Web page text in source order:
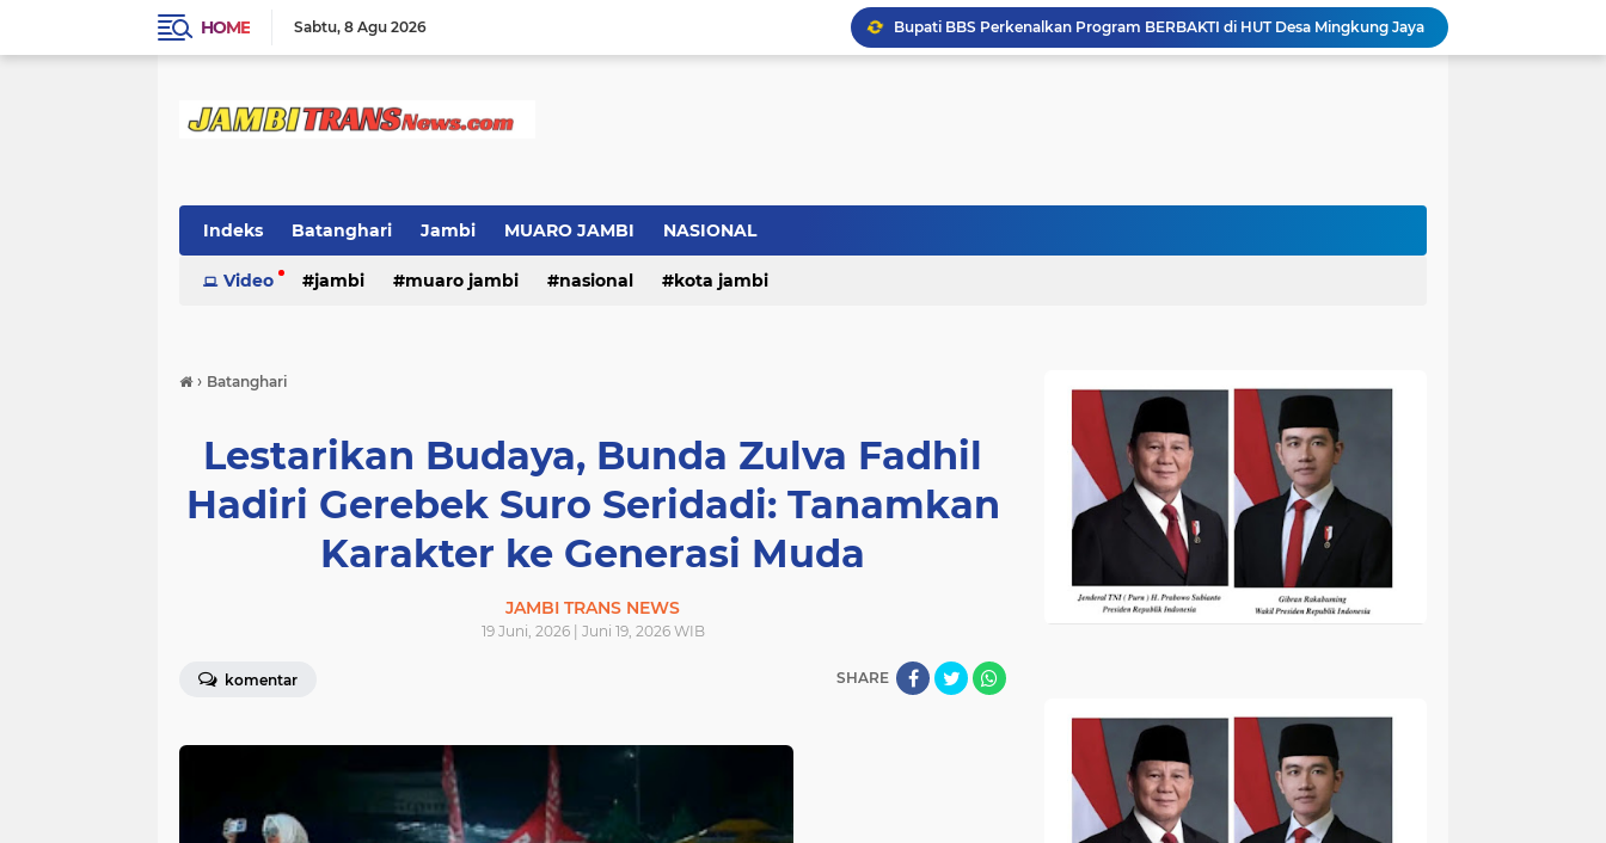
HOME Sabtu 8 Agu 2026
Bupati BBS Perkenalkan Program BERBAKTI di HUT Desa Mingkung Jaya
Bikin Resah: Petugas Damkar Sungai Bahar Amankan Sarang Tawon di Pemukiman Warga
Penampakan Beruang di Suko Awin Jaya, Kades Idawati: Sudah Lapor BKSDA Jambi
Indeks Batanghari Jambi MUARO JAMBI NASIONAL
Video jambi muaro jambi nasional kota jambi
› Batanghari
Lestarikan Budaya, Bunda Zulva Fadhil
Hadiri Gerebek Suro Seridadi: Tanamkan
Karakter ke Generasi Muda
JAMBI TRANS NEWS
19 Juni, 2026 | Juni 19, 2026 WIB
komentar SHARE